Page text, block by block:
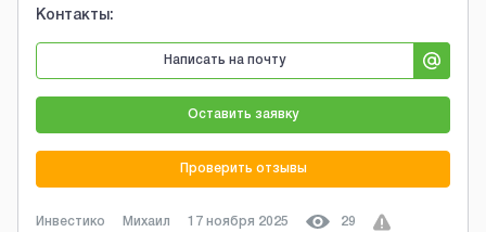
Контакты:
Написать на почту
Оставить заявку
Проверить отзывы
Инвестико Михаил 17 ноября 2025 29